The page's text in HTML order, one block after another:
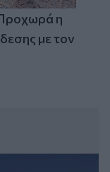
η
με τον